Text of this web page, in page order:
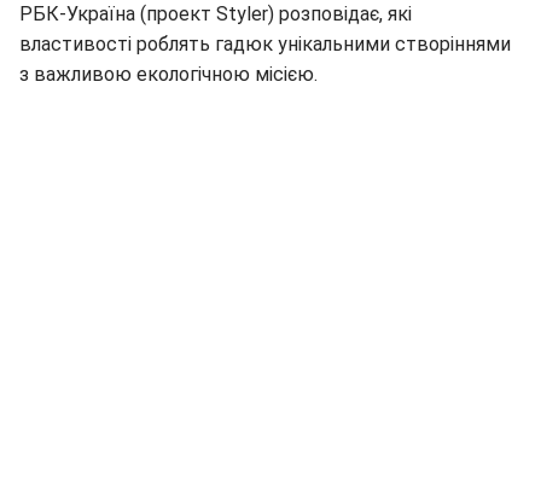
РБК-Україна (проект Styler) розповідає, які
властивості роблять гадюк унікальними створіннями
з важливою екологічною місією.